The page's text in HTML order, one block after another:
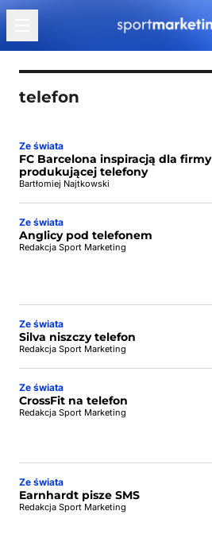
Przejdź do treści
telefon
Ze świata
FC Barcelona inspiracją dla firmy
produkującej telefony
Bartłomiej Najtkowski
Ze świata
Anglicy pod telefonem
Redakcja Sport Marketing
Ze świata
Silva niszczy telefon
Redakcja Sport Marketing
Ze świata
CrossFit na telefon
Redakcja Sport Marketing
Ze świata
Earnhardt pisze SMS
Redakcja Sport Marketing